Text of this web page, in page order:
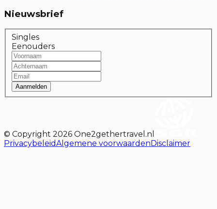
Nieuwsbrief
Singles
Eenouders
Aanmelden
© Copyright 2026 One2gethertravel.nl
PrivacybeleidAlgemene voorwaardenDisclaimer